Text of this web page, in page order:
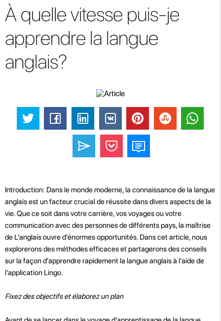
À quelle vitesse puis-je
apprendre la langue
anglais?
Introduction: Dans le monde moderne, la connaissance de la langue
anglais est un facteur crucial de réussite dans divers aspects de la
vie. Que ce soit dans votre carrière, vos voyages ou votre
communication avec des personnes de différents pays, la maîtrise
de L'anglais ouvre d'énormes opportunités. Dans cet article, nous
explorerons des méthodes efficaces et partagerons des conseils
sur la façon d'apprendre rapidement la langue anglais à l'aide de
l'application Lingo.
Fixez des objectifs et élaborez un plan